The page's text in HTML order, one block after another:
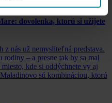
dovolenka, ktorú si užijete
z nás už nemysliteľná predstava.
– a presne tak by sa mal
kde si oddýchnete vy aj
sú kombináciou, ktorú